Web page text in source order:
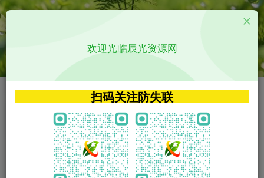
VIP特权介绍 APP源码
VIP特权介绍
火
VIP特权介绍
影视源码
影视源码
欢迎光临辰光资源网
扫码关注防失联